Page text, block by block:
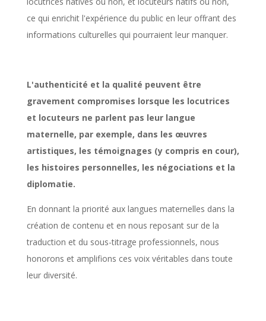
ce qui enrichit l'expérience du public en leur offrant des
informations culturelles qui pourraient leur manquer.
L'authenticité et la qualité peuvent être
gravement compromises lorsque les locutrices
et locuteurs ne parlent pas leur langue
maternelle, par exemple, dans les œuvres
artistiques, les témoignages (y compris en cour),
les histoires personnelles, les négociations et la
diplomatie.
En donnant la priorité aux langues maternelles dans la
création de contenu et en nous reposant sur de la
traduction et du sous-titrage professionnels, nous
honorons et amplifions ces voix véritables dans toute
leur diversité.